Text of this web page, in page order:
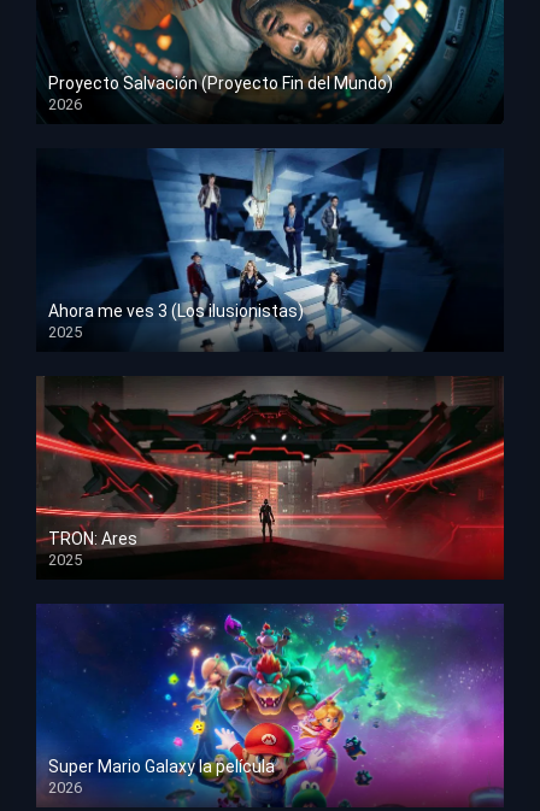
Proyecto Salvación (Proyecto Fin del Mundo)
2026
HD 1080p
Ahora me ves 3 (Los ilusionistas)
2025
HD 1080p
TRON: Ares
2025
HD 1080p
Super Mario Galaxy la película
2026
HD 1080p